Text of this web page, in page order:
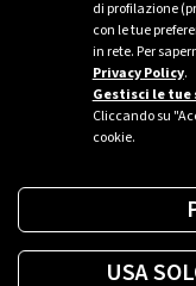
di profilazione
con le tue
in rete. Per
Privacy Policy.
Gestisci le tue
Cliccando su
cookie.
USA
Sei
Trova la